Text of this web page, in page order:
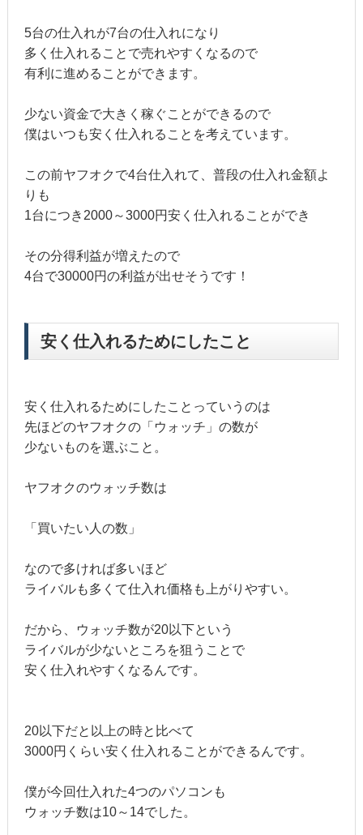
5台の仕入れが7台の仕入れになり
多く仕入れることで売れやすくなるので
有利に進めることができます。
少ない資金で大きく稼ぐことができるので
僕はいつも安く仕入れることを考えています。
この前ヤフオクで4台仕入れて、普段の仕入れ金額よ
りも
1台につき2000～3000円安く仕入れることができ
その分得利益が増えたので
4台で30000円の利益が出せそうです！
安く仕入れるためにしたこと
安く仕入れるためにしたことっていうのは
先ほどのヤフオクの「ウォッチ」の数が
少ないものを選ぶこと。
ヤフオクのウォッチ数は
「買いたい人の数」
なので多ければ多いほど
ライバルも多くて仕入れ価格も上がりやすい。
だから、ウォッチ数が20以下という
ライバルが少ないところを狙うことで
安く仕入れやすくなるんです。
20以下だと以上の時と比べて
3000円くらい安く仕入れることができるんです。
僕が今回仕入れた4つのパソコンも
ウォッチ数は10～14でした。